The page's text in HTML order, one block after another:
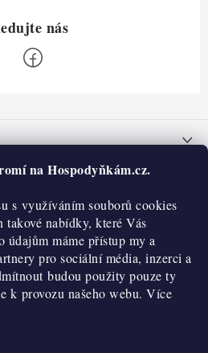
na Hospodyňkám.cz.
s využíváním souborů cookies
takové nabídky, které Vás
máme přístup my a
pro sociální média, inzerci a
budou použity pouze ty
k provozu našeho webu. Více